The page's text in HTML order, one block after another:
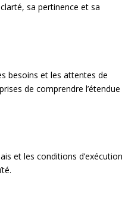
sa pertinence et sa
besoins et les attentes de
de comprendre l’étendue
et les conditions d’exécution